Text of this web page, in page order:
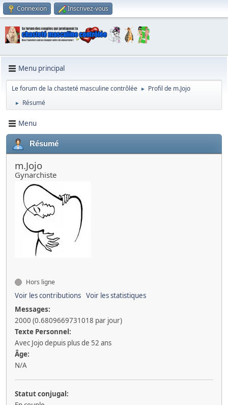
Connexion Inscrivez-vous
Menu principal
Le forum de la chasteté masculine contrôlée ► Profil de m.Jojo
► Résumé
Menu
Résumé
m.Jojo
Gynarchiste
Hors ligne
Voir les contributions Voir les statistiques
Messages:
2000 (0.6809669731018 par jour)
Texte Personnel:
Avec Jojo depuis plus de 52 ans
Âge:
N/A
Statut conjugal: